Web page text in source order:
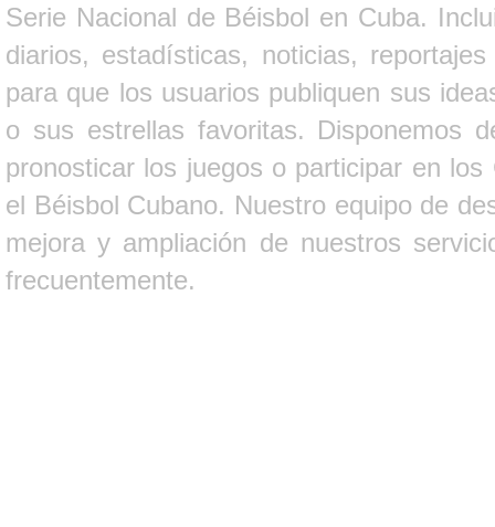
Serie Nacional de Béisbol en Cuba.
diarios, estadísticas, noticias,
para que los usuarios publiquen sus
o sus estrellas favoritas. Disponemos
pronosticar los juegos o participar en
el Béisbol Cubano. Nuestro equipo de
mejora y ampliación de nuestros
frecuentemente.